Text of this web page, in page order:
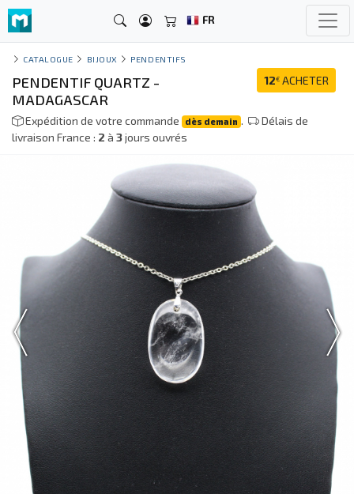
FR
CATALOGUE BIJOUX PENDENTIFS
12€ ACHETER
PENDENTIF QUARTZ -
MADAGASCAR
Expédition de votre commande dès demain .
Délais de
livraison France : 2 à 3jours ouvrés